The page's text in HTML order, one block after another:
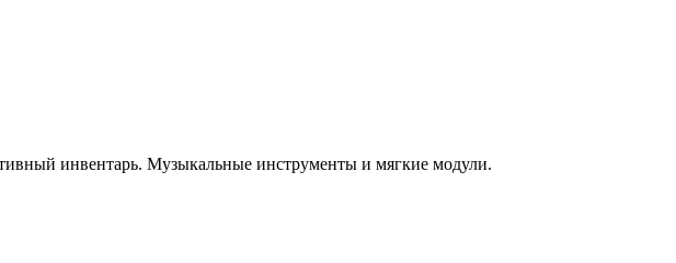
инвентарь. Музыкальные инструменты и мягкие модули.